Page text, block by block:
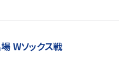
Wソックス戦